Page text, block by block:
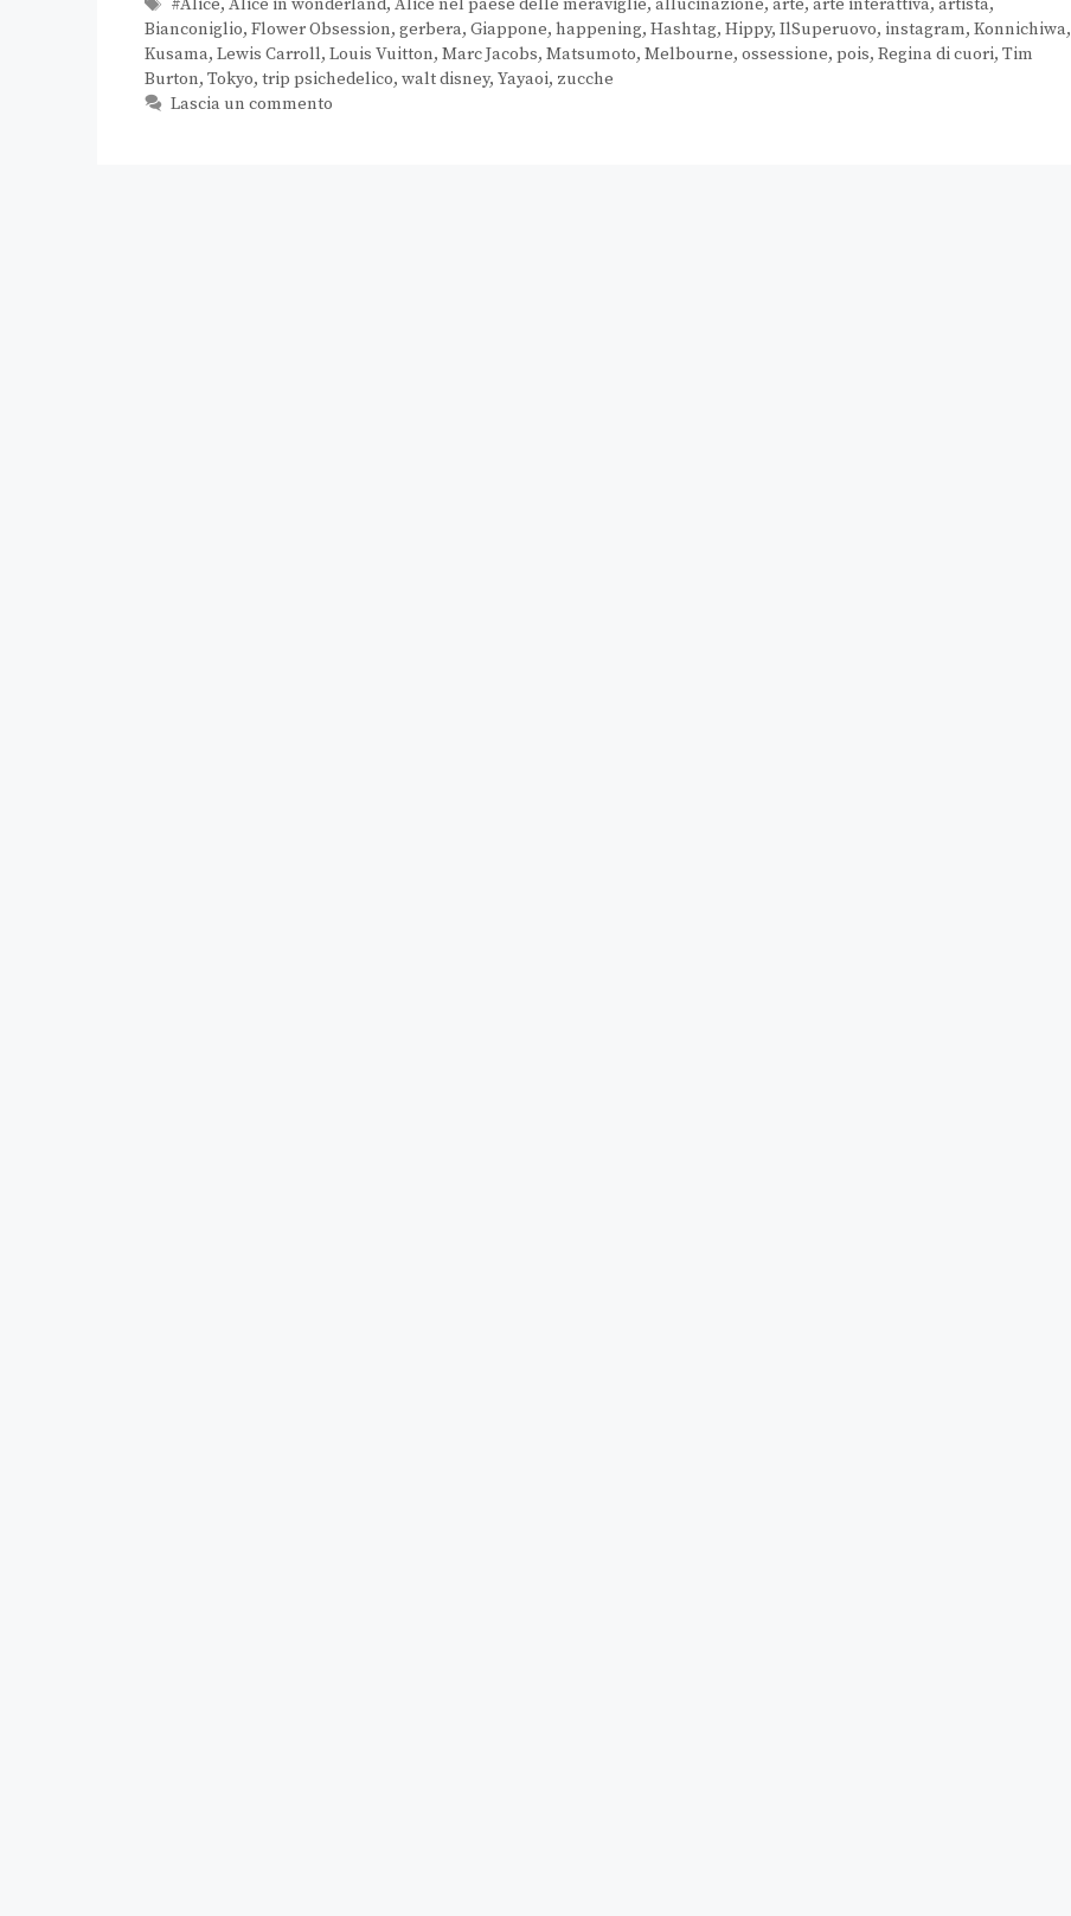
#Alice, Alice in wonderland, Alice nel paese delle meraviglie, allucinazione, arte, arte interattiva, artista,
Bianconiglio, Flower Obsession, gerbera, Giappone, happening, Hashtag, Hippy, IlSuperuovo, instagram, Konnichiwa,
Kusama, Lewis Carroll, Louis Vuitton, Marc Jacobs, Matsumoto, Melbourne, ossessione, pois, Regina di cuori, Tim
Burton, Tokyo, trip psichedelico, walt disney, Yayaoi, zucche
Lascia un commento